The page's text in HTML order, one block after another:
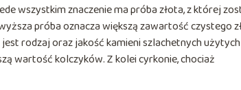
wszystkim znaczenie ma próba złota, z której
próba oznacza większą zawartość czystego
rodzaj oraz jakość kamieni szlachetnych
wartość kolczyków. Z kolei cyrkonie, chociaż